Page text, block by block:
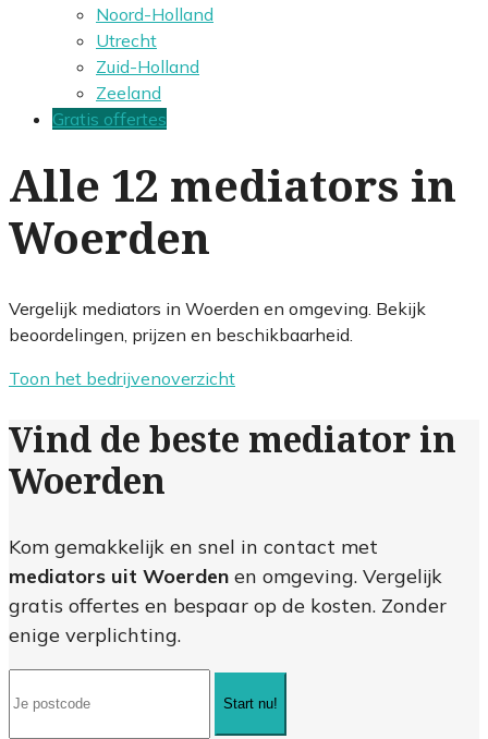
Noord-Holland
Utrecht
Zuid-Holland
Zeeland
Gratis offertes
Alle 12 mediators in
Woerden
Vergelijk mediators in Woerden en omgeving. Bekijk
beoordelingen, prijzen en beschikbaarheid.
Toon het bedrijvenoverzicht
Vind de beste mediator in
Woerden
Kom gemakkelijk en snel in contact met
mediators uit Woerden en omgeving. Vergelijk
gratis offertes en bespaar op de kosten. Zonder
enige verplichting.
Start nu!